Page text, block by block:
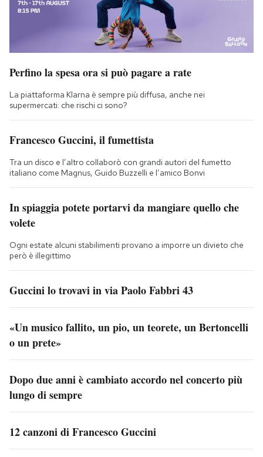
Perfino la spesa ora si può pagare a rate
La piattaforma Klarna è sempre più diffusa, anche nei
supermercati: che rischi ci sono?
Francesco Guccini, il fumettista
Tra un disco e l’altro collaborò con grandi autori del fumetto
italiano come Magnus, Guido Buzzelli e l’amico Bonvi
In spiaggia potete portarvi da mangiare quello che
volete
Ogni estate alcuni stabilimenti provano a imporre un divieto che
però è illegittimo
Guccini lo trovavi in via Paolo Fabbri 43
«Un musico fallito, un pio, un teorete, un Bertoncelli
o un prete»
Dopo due anni è cambiato accordo nel concerto più
lungo di sempre
12 canzoni di Francesco Guccini